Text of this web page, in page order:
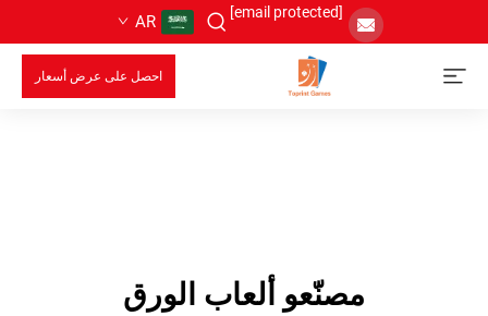
[email protected]
AR
احصل على عرض أسعار
مصنّعو ألعاب الورق